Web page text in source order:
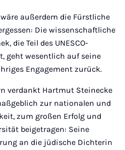
außerdem die Fürstliche
Die wissenschaftliche
die Teil des UNESCO-
geht wesentlich auf seine
Engagement zurück.
verdankt Hartmut Steinecke
zur nationalen und
zum großen Erfolg und
beigetragen: Seine
an die jüdische Dichterin